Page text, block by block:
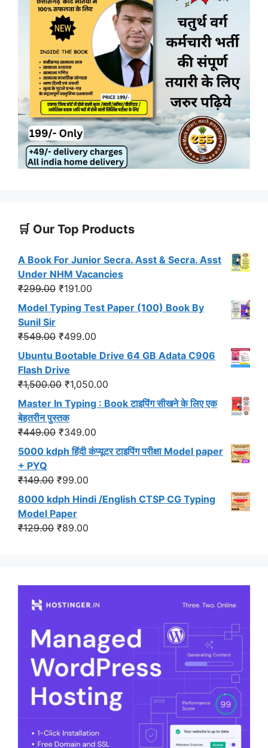
🛒 Our Top Products
A Book For Junior Secra. Asst & Secra. Asst
Under NHM Vacancies
₹299.00 Original
price
was:
₹299.00.
₹191.00
price
is:
₹191.00.
Model Typing Test Paper (100) Book By
Sunil Sir
₹549.00 Original
price
was:
₹549.00.
₹499.00
price
is:
₹499.00.
Ubuntu Bootable Drive 64 GB Adata C906
Flash Drive
₹1,500.00 Original
price
was:
₹1,500.00.
₹1,050.00
price
is:
Master In Typing : Book टाइपिंग सीखने के लिए एक
बेहतरीन पुस्तक
₹449.00 Original
price
was:
₹449.00.
₹349.00
price
is:
5000 kdph हिंदी कंप्यूटर टाइपिंग परीक्षा Model paper
+ PYQ
₹149.00 Original
price
was:
₹149.00.
₹99.00
price
is:
8000 kdph Hindi /English CTSP CG Typing
Model Paper
₹129.00 Original
₹89.00